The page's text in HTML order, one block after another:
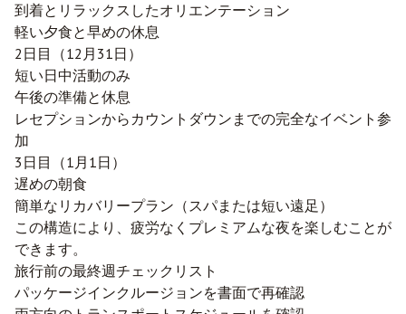
到着とリラックスしたオリエンテーション
軽い夕食と早めの休息
2日目（12月31日）
短い日中活動のみ
午後の準備と休息
レセプションからカウントダウンまでの完全なイベント参
加
3日目（1月1日）
遅めの朝食
簡単なリカバリープラン（スパまたは短い遠足）
この構造により、疲労なくプレミアムな夜を楽しむことが
できます。
旅行前の最終週チェックリスト
パッケージインクルージョンを書面で再確認